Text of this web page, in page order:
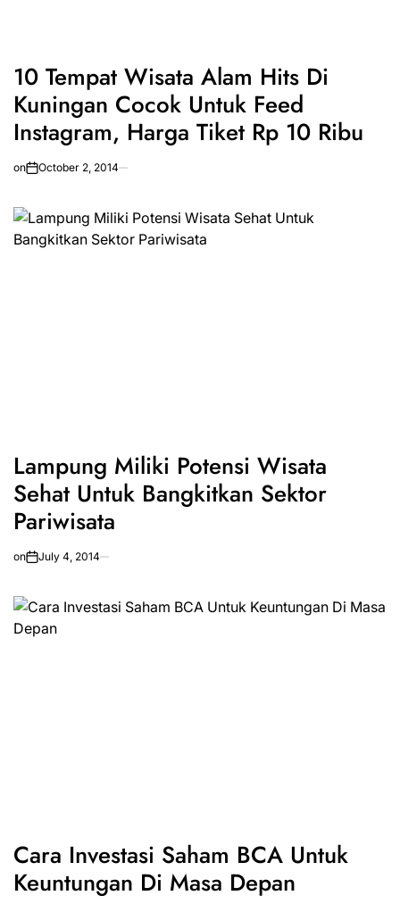
10 Tempat Wisata Alam Hits Di
Kuningan Cocok Untuk Feed
Instagram, Harga Tiket Rp 10 Ribu
on October 2, 2014
Lampung Miliki Potensi Wisata
Sehat Untuk Bangkitkan Sektor
Pariwisata
on July 4, 2014
Cara Investasi Saham BCA Untuk
Keuntungan Di Masa Depan